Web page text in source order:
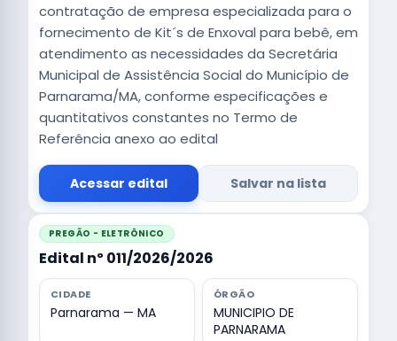
contratação de empresa especializada para o
fornecimento de Kit´s de Enxoval para bebê, em
atendimento as necessidades da Secretária
Municipal de Assistência Social do Município de
Parnarama/MA, conforme especificações e
quantitativos constantes no Termo de
Referência anexo ao edital
Acessar edital Salvar na lista
PREGÃO - ELETRÔNICO
Edital nº 011/2026/2026
CIDADE
Parnarama — MA
ÓRGÃO
MUNICIPIO DE
PARNARAMA